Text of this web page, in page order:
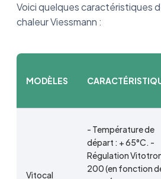
Voici quelques caractéristiques
chaleur Viessmann :
MODÈLES
Vitocal
- Température de
départ : + 65°C. -
Régulation
200 (en fonction